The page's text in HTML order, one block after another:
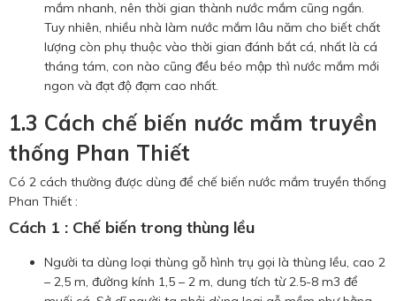
mắm nhanh, nên thời gian thành nước mắm cũng ngắn.
Tuy nhiên, nhiều nhà làm nước mắm lâu năm cho biết chất
lượng còn phụ thuộc vào thời gian đánh bắt cá, nhất là cá
tháng tám, con nào cũng đều béo mập thì nước mắm mới
ngon và đạt độ đạm cao nhất.
1.3 Cách chế biến nước mắm truyền
thống Phan Thiết
Có 2 cách thường được dùng để chế biến nước mắm truyền thống
Phan Thiết :
Cách 1 : Chế biến trong thùng lều
Người ta dùng loại thùng gỗ hình trụ gọi là thùng lều, cao 2
– 2,5 m, đường kính 1,5 – 2 m, dung tích từ 2.5-8 m3 để